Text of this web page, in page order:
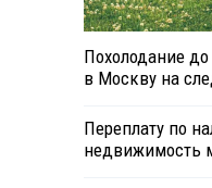
Похолодание
в Москву на
Переплату по
недвижимость